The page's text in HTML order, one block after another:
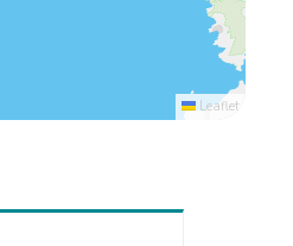
Leaflet